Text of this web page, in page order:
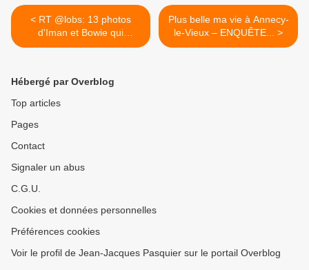
< RT @lobs: 13 photos
d'Iman et Bowie qui
redonnent...
Plus belle ma vie à Annecy-
le-Vieux – ENQUÊTE... >
Hébergé par Overblog
Top articles
Pages
Contact
Signaler un abus
C.G.U.
Cookies et données personnelles
Préférences cookies
Voir le profil de Jean-Jacques Pasquier sur le portail Overblog